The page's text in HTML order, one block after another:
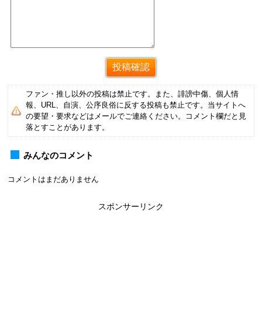
ファン・推し以外の投稿は禁止です。また、誹謗中傷、個人情
報、URL、自演、公序良俗に反する投稿も禁止です。当サイトへ
の要望・要求などはメールでご連絡ください。コメント欄だと見
落とすことがあります。
みんなのコメント
コメントはまだありません
スポンサーリンク